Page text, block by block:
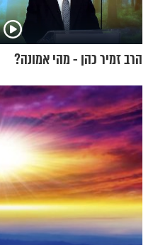
הרב זמיר כהן - מהי אמונה?